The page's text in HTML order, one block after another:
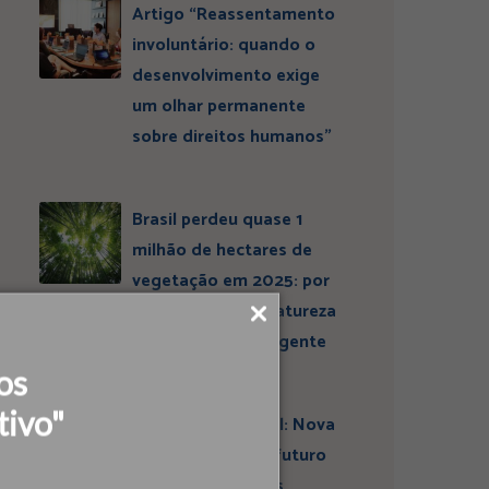
Artigo “Reassentamento
involuntário: quando o
desenvolvimento exige
um olhar permanente
sobre direitos humanos”
Brasil perdeu quase 1
milhão de hectares de
vegetação em 2025: por
que conservar a natureza
continua sendo urgente
Entrevista ESBrasil: Nova
liderança projeta futuro